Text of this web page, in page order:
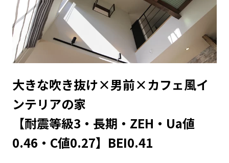
大きな吹き抜け×男前×カフェ風イ
ンテリアの家
【耐震等級3・長期・ZEH・Ua値
0.46・C値0.27】BEI0.41